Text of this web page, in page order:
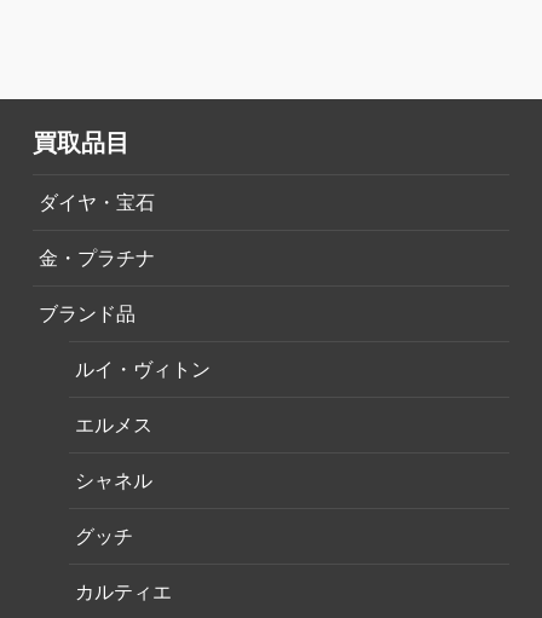
買取品目
ダイヤ・宝石
金・プラチナ
ブランド品
ルイ・ヴィトン
エルメス
シャネル
グッチ
カルティエ